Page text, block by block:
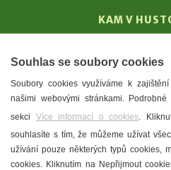
KAM V
T. G.
Městské
Souhlas se soubory cookies
Soubory cookies využíváme k
našimi webovými stránkami.
sekci Více informací o cookies.
souhlasíte s tím, že můžeme užívat
užívání pouze některých typů cookies,
cookies. Kliknutím na Nepřijmout